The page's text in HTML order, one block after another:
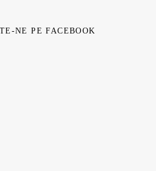
NE PE FACEBOOK